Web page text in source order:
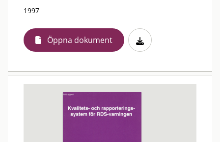
1997
Öppna dokument